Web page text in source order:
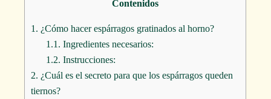
Contenidos
1. ¿Cómo hacer espárragos gratinados al horno?
1.1. Ingredientes necesarios:
1.2. Instrucciones:
2. ¿Cuál es el secreto para que los espárragos queden
tiernos?